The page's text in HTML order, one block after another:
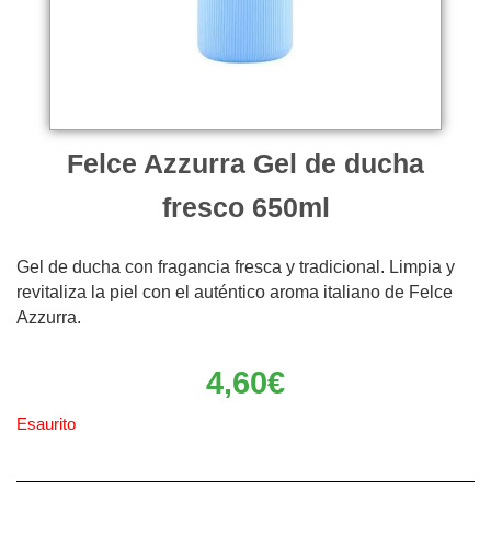
Felce Azzurra Gel de ducha
fresco 650ml
Gel de ducha con fragancia fresca y tradicional. Limpia y
revitaliza la piel con el auténtico aroma italiano de Felce
Azzurra.
4,60€
Esaurito